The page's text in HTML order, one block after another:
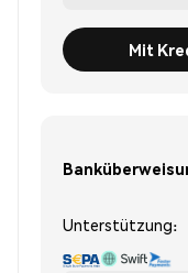
Mit
Unterstützung: